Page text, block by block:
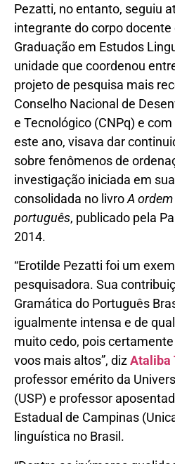
Pezatti, no entanto, seguiu
integrante do corpo docente
Graduação em Estudos
unidade que coordenou
projeto de pesquisa mais
Conselho Nacional de
e Tecnológico (CNPq) e
este ano, visava dar
sobre fenômenos de
investigação iniciada em
consolidada no livroA
português, publicado pela
2014.
“Erotilde Pezatti foi um
pesquisadora. Sua
Gramática do Português
igualmente intensa e de
muito cedo, pois
voos mais altos”, dizAtaliba
professor emérito da
(USP) e professor
Estadual de Campinas
linguística no Brasil.